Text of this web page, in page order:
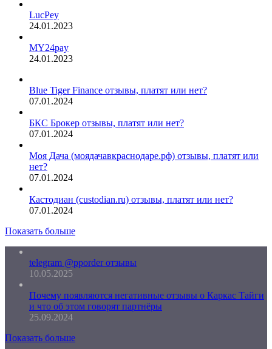
LucPey
24.01.2023
MY24pay
24.01.2023
Blue Tiger Finance отзывы, платят или нет?
07.01.2024
БКС Брокер отзывы, платят или нет?
07.01.2024
Моя Дача (моядачавкраснодаре.рф) отзывы, платят или
нет?
07.01.2024
Кастодиан (custodian.ru) отзывы, платят или нет?
07.01.2024
Показать больше
telegram @pporder отзывы
10.05.2025
Почему появляются негативные отзывы о Каркас Тайги
и что об этом говорят партнёры
25.09.2024
Показать больше